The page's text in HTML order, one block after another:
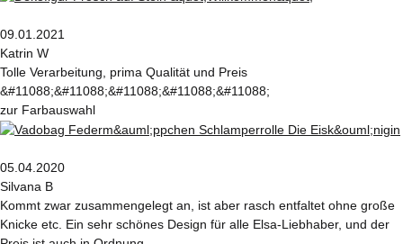
09.01.2021
Katrin W
Tolle Verarbeitung, prima Qualität und Preis
&#11088;&#11088;&#11088;&#11088;&#11088;
zur Farbauswahl
05.04.2020
Silvana B
Kommt zwar zusammengelegt an, ist aber rasch entfaltet ohne große
Knicke etc. Ein sehr schönes Design für alle Elsa-Liebhaber, und der